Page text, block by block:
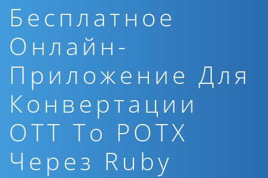
Бесплатное
Онлайн-
Приложение Для
Конвертации
OTT To POTX
Через Ruby